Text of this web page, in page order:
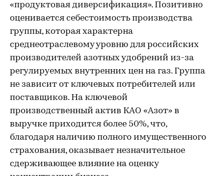
«продуктовая диверсификация». Позитивно
оценивается себестоимость производства
группы, которая характерна
среднеотраслевому уровню для российских
производителей азотных удобрений из-за
регулируемых внутренних цен на газ. Группа
не зависит от ключевых потребителей или
поставщиков. На ключевой
производственный актив КАО «Азот» в
выручке приходится более 50%, что,
благодаря наличию полного имущественного
страхования, оказывает незначительное
сдерживающее влияние на оценку